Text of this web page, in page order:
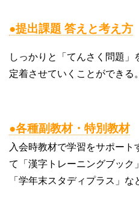
●提出課題 答えと考え方
しっかりと「てんさく問題
定着させていくことができる。
●各種副教材・特別教材
入会時教材で学習をサポー
て「漢字トレーニングブック
「学年末スタディプラス」な